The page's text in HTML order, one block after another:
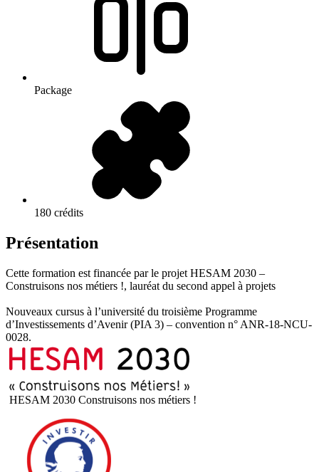
Package
180 crédits
Présentation
Cette formation est financée par le projet HESAM 2030 –
Construisons nos métiers !, lauréat du second appel à projets
Nouveaux cursus à l’université du troisième Programme
d’Investissements d’Avenir (PIA 3) – convention n° ANR-18-NCU-
0028.
HESAM 2030 Construisons nos métiers !